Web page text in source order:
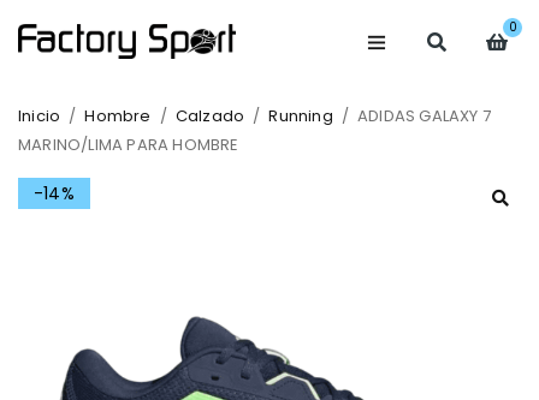
0
Inicio / Hombre / Calzado / Running / ADIDAS GALAXY 7
MARINO/LIMA PARA HOMBRE
-14%